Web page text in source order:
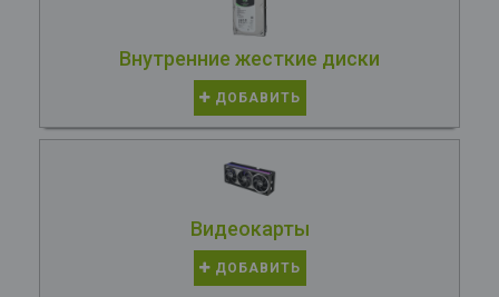
Внутренние жесткие диски
ДОБАВИТЬ
Видеокарты
ДОБАВИТЬ